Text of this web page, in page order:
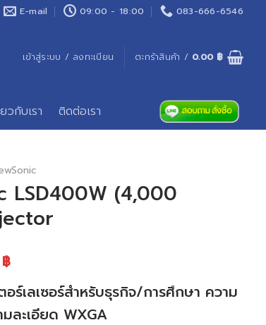
E-mail 09:00 - 18:00 083-666-6546
เข้าสู่ระบบ / ลงทะเบียน ตะกร้าสินค้า / 0.00 ฿
วกับเรา ติดต่อเรา
LSD400W (4,000
฿
ร์เลเซอร์สำหรับธุรกิจ/การศึกษา ความ
ละเอียด WXGA